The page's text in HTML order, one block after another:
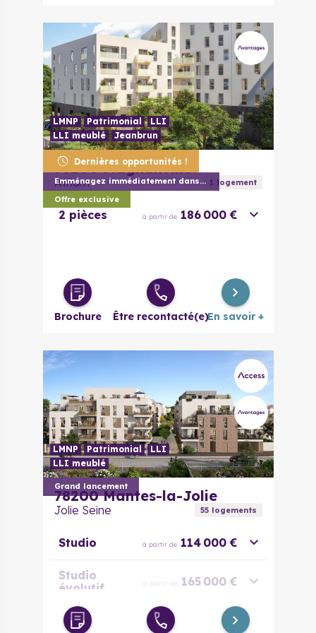
Dernières opportunités !
Emménagez immédiatement dans votre appar
Offre exclusive
LMNP Patrimonial
LLI
LLI meublé
Jeanbrun
78200 Magnanville
Atrium 1 logement
2 pièces à partir de 186 000 €
Brochure Être recontacté(e)En savoir +
Grand lancement
LMNP Patrimonial
LLI
LLI meublé
78200 Mantes-la-Jolie
Jolie Seine 55logements
Studio à partir de 114 000 €
Studio
évolutif
à partir de 165 000 €
2 pièces à partir de 170 000 €